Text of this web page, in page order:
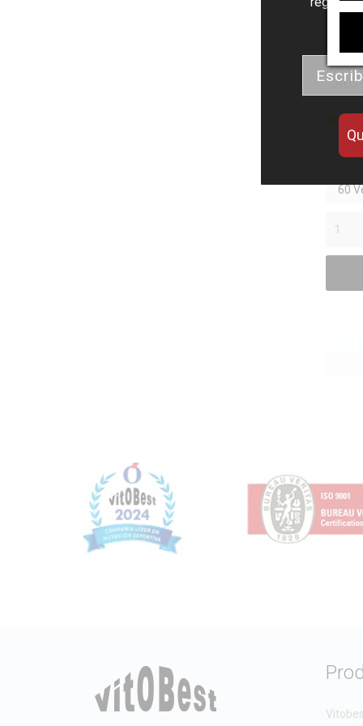
ALC
60
Email